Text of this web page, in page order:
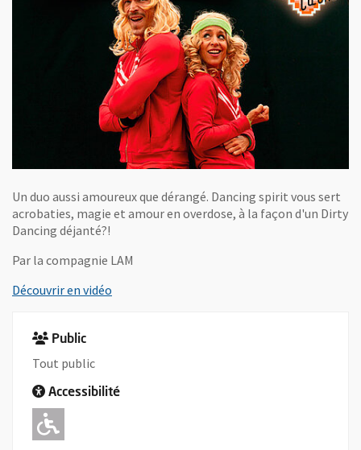
Un duo aussi amoureux que dérangé. Dancing spirit vous sert
acrobaties, magie et amour en overdose, à la façon d'un Dirty
Dancing déjanté?!
Par la compagnie LAM
Découvrir en vidéo
Public
Tout public
Accessibilité
Adapté pour l'handicap Moteur